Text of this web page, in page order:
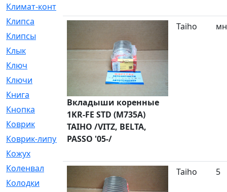
Климат-контроль
Клипса
[21]
Клипсы
Клык
[4]
Ключ
Ключи
[3]
Книга
[293]
Кнопка
[3]
Коврик
[1]
Коврик-липучка
[2]
Кожух
Коленвал
[38]
Колодки
[2151]
Вкладыши коренные
1KR-FE STD (M735A)
TAIHO /VITZ, BELTA,
PASSO '05-/
Taiho
Taiho 5